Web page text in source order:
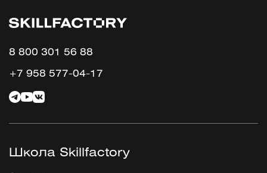
8 800 301 56 88
+7 958 577-04-17
Школа Skillfactory